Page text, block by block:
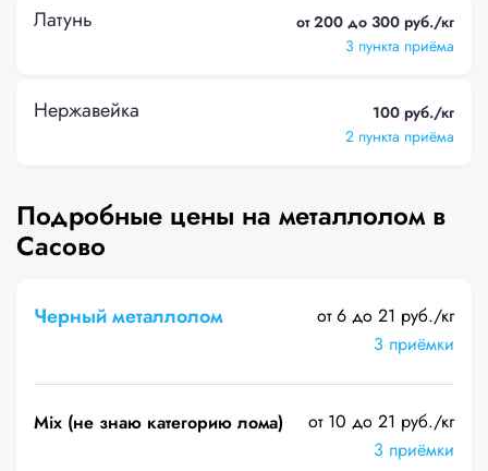
Латунь
от 200 до 300 руб./кг
3 пункта приёма
Нержавейка
100 руб./кг
2 пункта приёма
Подробные цены на металлолом в
Сасово
Черный металлолом
от 6 до 21 руб./кг
3 приёмки
Mix (не знаю категорию лома)
от 10 до 21 руб./кг
3 приёмки